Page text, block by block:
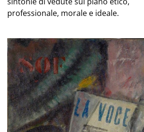
professionale, morale e ideale.